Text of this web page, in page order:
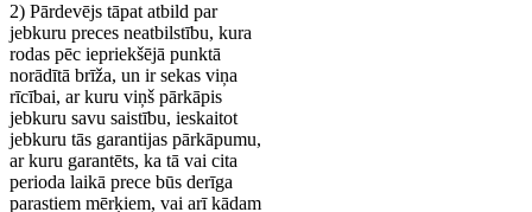
2) Pārdevējs tāpat atbild par
jebkuru preces neatbilstību, kura
rodas pēc iepriekšējā punktā
norādītā brīža, un ir sekas viņa
rīcībai, ar kuru viņš pārkāpis
jebkuru savu saistību, ieskaitot
jebkuru tās garantijas pārkāpumu,
ar kuru garantēts, ka tā vai cita
perioda laikā prece būs derīga
parastiem mērķiem, vai arī kādam